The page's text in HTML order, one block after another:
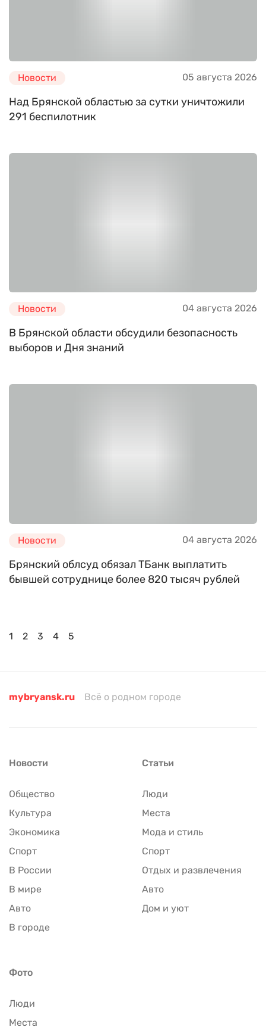
Новости 05 августа 2026
Над Брянской областью за сутки уничтожили
291 беспилотник
Новости 04 августа 2026
В Брянской области обсудили безопасность
выборов и Дня знаний
Новости 04 августа 2026
Брянский облсуд обязал ТБанк выплатить
бывшей сотруднице более 820 тысяч рублей
1 2 3 4 5
mybryansk.ru Всё о родном городе
Новости
Общество
Культура
Экономика
Спорт
В России
В мире
Авто
В городе
Статьи
Люди
Места
Мода и стиль
Спорт
Отдых и развлечения
Авто
Дом и уют
Фото
Люди
Места